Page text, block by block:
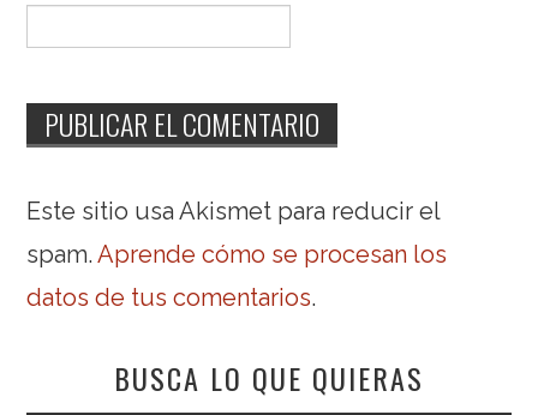
Este sitio usa Akismet para reducir el
spam.Aprende cómo se procesan los
datos de tus comentarios.
BUSCA LO QUE QUIERAS